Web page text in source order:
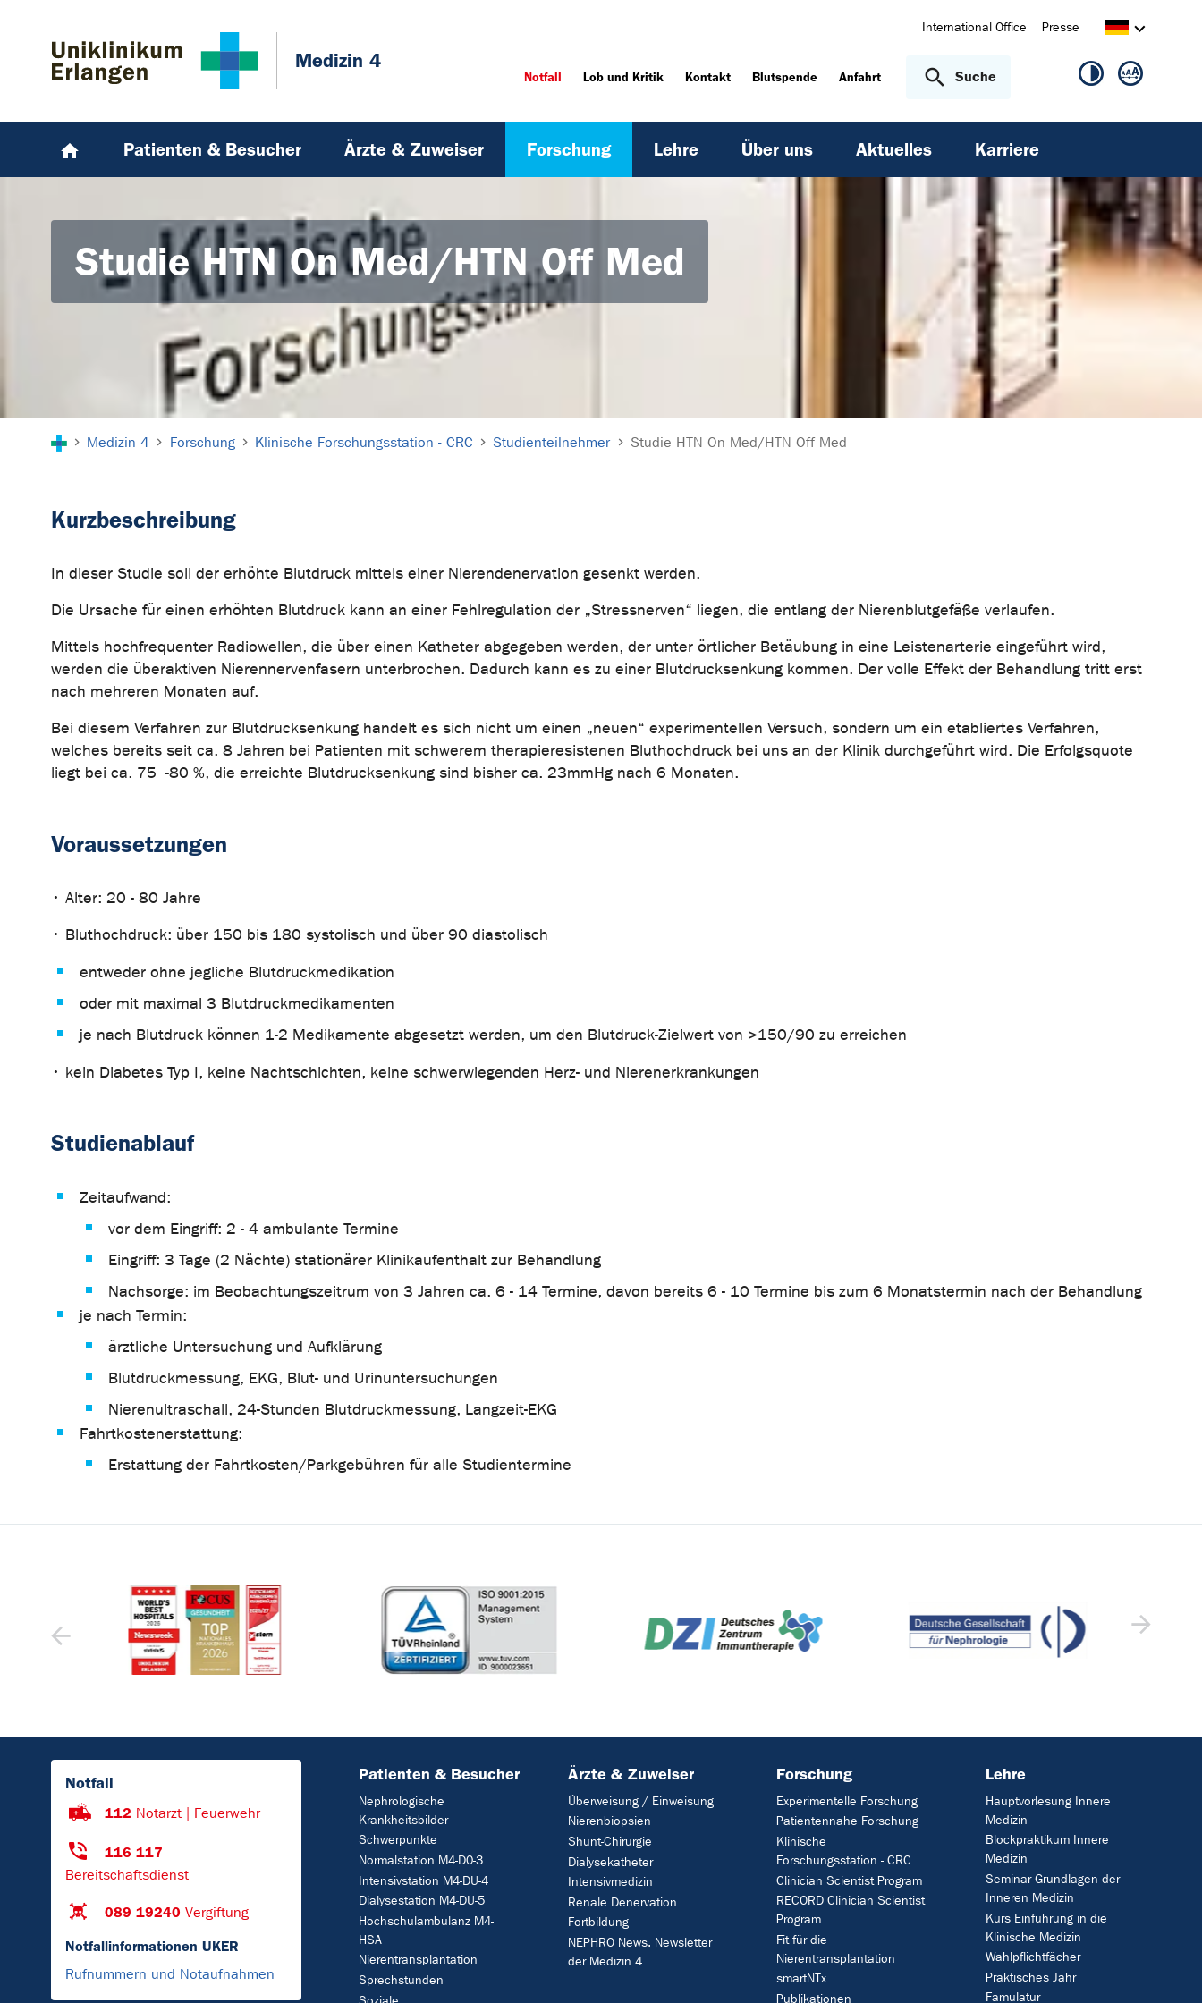
Medizin 4
International Office Presse
Notfall Lob und Kritik Kontakt Blutspende Anfahrt Suche
Patienten & Besucher Ärzte & Zuweiser Forschung Lehre Über uns Aktuelles Karriere
Studie HTN On Med/HTN Off Med
Medizin 4 Forschung Klinische Forschungsstation - CRC Studienteilnehmer Studie HTN On Med/HTN Off Med
Kurzbeschreibung
In dieser Studie soll der erhöhte Blutdruck mittels einer Nierendenervation gesenkt werden.
Die Ursache für einen erhöhten Blutdruck kann an einer Fehlregulation der „Stressnerven“ liegen, die entlang der Nierenblutgefäße verlaufen.
Mittels hochfrequenter Radiowellen, die über einen Katheter abgegeben werden, der unter örtlicher Betäubung in eine Leistenarterie eingeführt wird,
werden die überaktiven Nierennervenfasern unterbrochen. Dadurch kann es zu einer Blutdrucksenkung kommen. Der volle Effekt der Behandlung tritt erst
nach mehreren Monaten auf.
Bei diesem Verfahren zur Blutdrucksenkung handelt es sich nicht um einen „neuen“ experimentellen Versuch, sondern um ein etabliertes Verfahren,
welches bereits seit ca. 8 Jahren bei Patienten mit schwerem therapieresistenen Bluthochdruck bei uns an der Klinik durchgeführt wird. Die Erfolgsquote
liegt bei ca. 75 -80 %, die erreichte Blutdrucksenkung sind bisher ca. 23mmHg nach 6 Monaten.
Voraussetzungen
• Alter: 20 - 80 Jahre
• Bluthochdruck: über 150 bis 180 systolisch und über 90 diastolisch
entweder ohne jegliche Blutdruckmedikation
oder mit maximal 3 Blutdruckmedikamenten
je nach Blutdruck können 1-2 Medikamente abgesetzt werden, um den Blutdruck-Zielwert von >150/90 zu erreichen
• kein Diabetes Typ I, keine Nachtschichten, keine schwerwiegenden Herz- und Nierenerkrankungen
Studienablauf
Zeitaufwand:
vor dem Eingriff: 2 - 4 ambulante Termine
Eingriff: 3 Tage (2 Nächte) stationärer Klinikaufenthalt zur Behandlung
Nachsorge: im Beobachtungszeitrum von 3 Jahren ca. 6 - 14 Termine, davon bereits 6 - 10 Termine bis zum 6 Monatstermin nach der Behandlung
je nach Termin:
ärztliche Untersuchung und Aufklärung
Blutdruckmessung, EKG, Blut- und Urinuntersuchungen
Nierenultraschall, 24-Stunden Blutdruckmessung, Langzeit-EKG
Fahrtkostenerstattung:
Erstattung der Fahrtkosten/Parkgebühren für alle Studientermine
Notfall
112 Notarzt | Feuerwehr
116 117
Bereitschaftsdienst
089 19240 Vergiftung
Notfallinformationen UKER
Rufnummern und Notaufnahmen
Patienten & Besucher
Nephrologische
Krankheitsbilder
Schwerpunkte
Normalstation M4-D0-3
Intensivstation M4-DU-4
Dialysestation M4-DU-5
Hochschulambulanz M4-
HSA
Nierentransplantation
Sprechstunden
Ärzte & Zuweiser
Überweisung / Einweisung
Nierenbiopsien
Shunt-Chirurgie
Dialysekatheter
Intensivmedizin
Renale Denervation
Fortbildung
NEPHRO News. Newsletter
der Medizin 4
Forschung
Experimentelle Forschung
Patientennahe Forschung
Klinische
Forschungsstation - CRC
Clinician Scientist Program
RECORD Clinician Scientist
Program
Fit für die
Nierentransplantation
smartNTx
Publikationen
Lehre
Hauptvorlesung Innere
Medizin
Blockpraktikum Innere
Medizin
Seminar Grundlagen der
Inneren Medizin
Kurs Einführung in die
Klinische Medizin
Wahlpflichtfächer
Praktisches Jahr
Famulatur